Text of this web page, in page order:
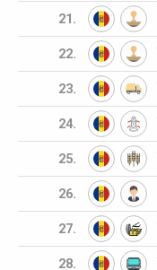
21.
22.
23.
24.
25.
26.
27.
28.